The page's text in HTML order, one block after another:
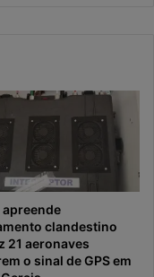
apreende
clandestino
21 aeronaves
o sinal de GPS em